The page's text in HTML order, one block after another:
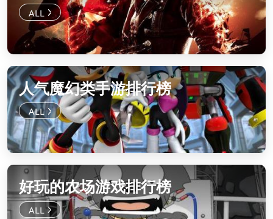
人气魔幻类手游排行榜
好玩的农场游戏排行榜